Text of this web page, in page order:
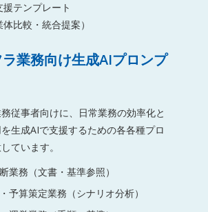
テンプレート
体比較・統合提案）
業務向け生成AIプロンプ
従事者向けに、日常業務の効率化と
生成AIで支援するための各各種プロ
ています。
業務（文書・基準参照）
予算策定業務（シナリオ分析）